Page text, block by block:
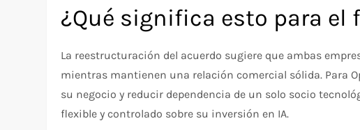
¿Qué significa esto para el
La reestructuración del acuerdo sugiere que ambas
mientras mantienen una relación comercial sólida. Para
su negocio y reducir dependencia de un solo socio
flexible y controlado sobre su inversión en IA.